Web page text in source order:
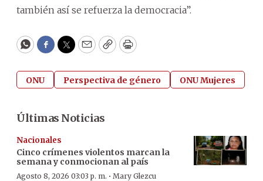
también así se refuerza la democracia”.
WhatsApp
Facebook
Twitter
EmailCopyPrint
ONU Perspectiva de género ONU Mujeres
Últimas Noticias
Nacionales
Cinco crímenes violentos marcan la
semana y conmocionan al país
Agosto 8, 2026 03:03 p. m. · Mary Glezcu